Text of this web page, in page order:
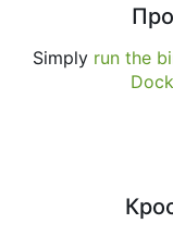
Simply run the